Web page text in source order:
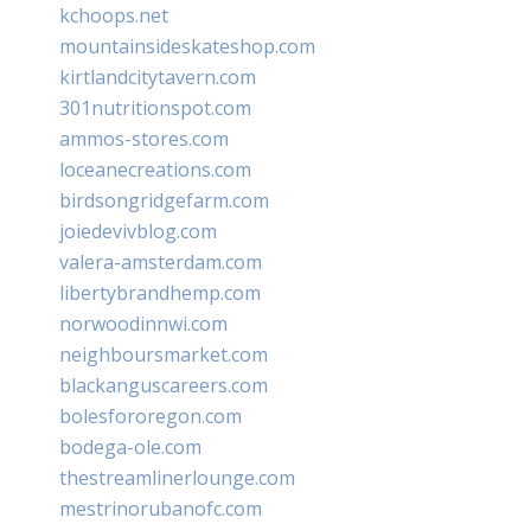
kchoops.net
mountainsideskateshop.com
kirtlandcitytavern.com
301nutritionspot.com
ammos-stores.com
loceanecreations.com
birdsongridgefarm.com
joiedevivblog.com
valera-amsterdam.com
libertybrandhemp.com
norwoodinnwi.com
neighboursmarket.com
blackanguscareers.com
bolesfororegon.com
bodega-ole.com
thestreamlinerlounge.com
mestrinorubanofc.com